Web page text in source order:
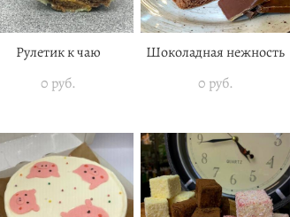
Рулетик к чаю
0 pуб.
Шоколадная нежность
0 pуб.